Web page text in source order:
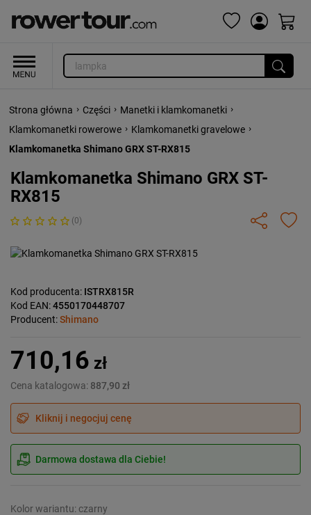
Strona główna › Części › Manetki i klamkomanetki ›
Klamkomanetki rowerowe › Klamkomanetki gravelowe ›
Klamkomanetka Shimano GRX ST-RX815
Klamkomanetka Shimano GRX ST-
RX815
(0)
Kod producenta: ISTRX815R
Kod EAN:4550170448707
Producent:Shimano
710,16 zł
Cena katalogowa: 887,90 zł
Kliknij i negocjuj cenę
Darmowa dostawa dla Ciebie!
Kolor wariantu: czarny